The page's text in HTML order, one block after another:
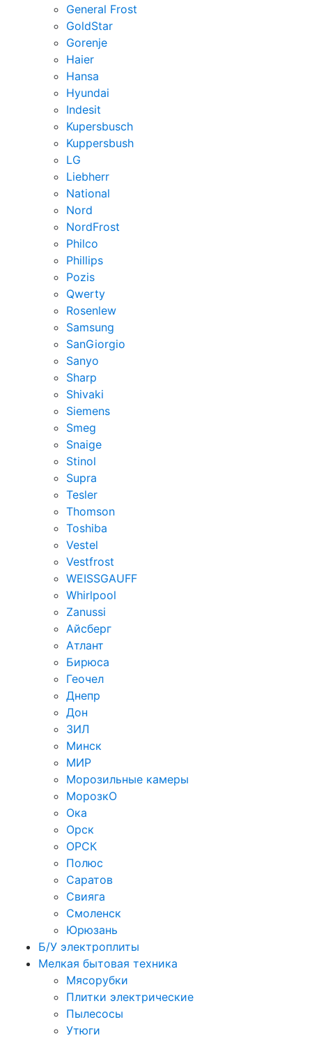
General Frost
GoldStar
Gorenje
Haier
Hansa
Hyundai
Indesit
Kupersbusch
Kuppersbush
LG
Liebherr
National
Nord
NordFrost
Philco
Phillips
Pozis
Qwerty
Rosenlew
Samsung
SanGiorgio
Sanyo
Sharp
Shivaki
Siemens
Smeg
Snaige
Stinol
Supra
Tesler
Thomson
Toshiba
Vestel
Vestfrost
WEISSGAUFF
Whirlpool
Zanussi
Айсберг
Атлант
Бирюса
Геочел
Днепр
Дон
ЗИЛ
Минск
МИР
Морозильные камеры
МорозкО
Ока
Орск
ОРСК
Полюс
Саратов
Свияга
Смоленск
Юрюзань
Б/У электроплиты
Мелкая бытовая техника
Мясорубки
Плитки электрические
Пылесосы
Утюги